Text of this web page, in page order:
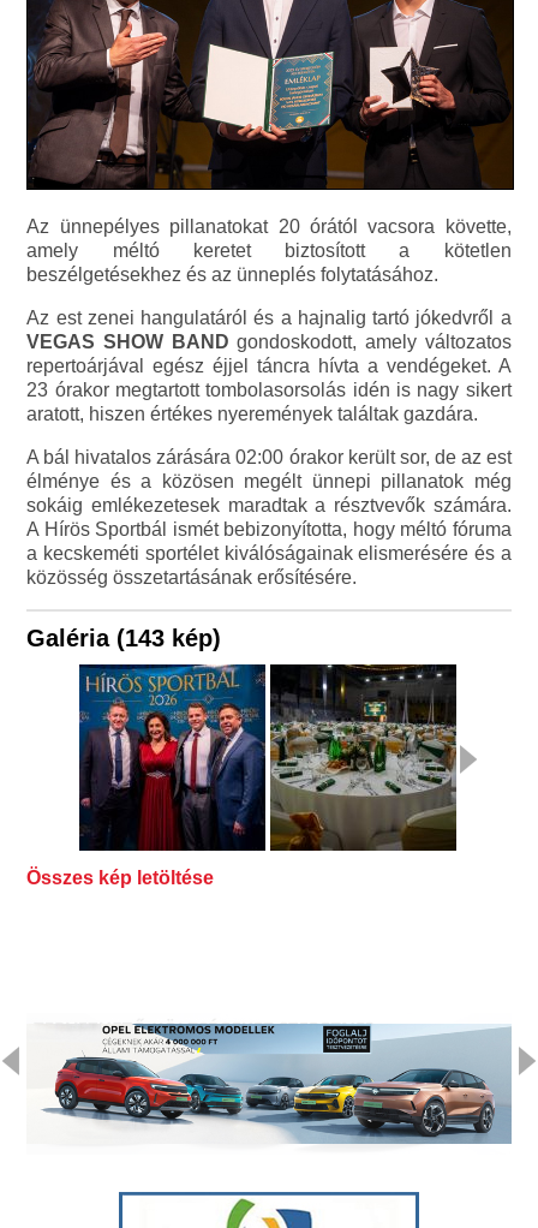
Az ünnepélyes pillanatokat 20 órától vacsora követte,
amely méltó keretet biztosított a kötetlen
beszélgetésekhez és az ünneplés folytatásához.
Az est zenei hangulatáról és a hajnalig tartó jókedvről a
VEGAS SHOW BAND gondoskodott, amely változatos
repertoárjával egész éjjel táncra hívta a vendégeket. A
23 órakor megtartott tombolasorsolás idén is nagy sikert
aratott, hiszen értékes nyeremények találtak gazdára.
A bál hivatalos zárására 02:00 órakor került sor, de az est
élménye és a közösen megélt ünnepi pillanatok még
sokáig emlékezetesek maradtak a résztvevők számára.
A Hírös Sportbál ismét bebizonyította, hogy méltó fóruma
a kecskeméti sportélet kiválóságainak elismerésére és a
közösség összetartásának erősítésére.
Galéria (143 kép)
Összes kép letöltése